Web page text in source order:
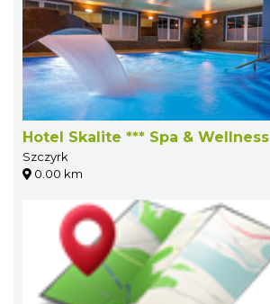
Hotel Skalite *** Spa & Wellness
Szczyrk
0.00 km